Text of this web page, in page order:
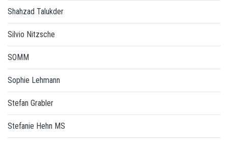
Shahzad Talukder
Silvio Nitzsche
SOMM
Sophie Lehmann
Stefan Grabler
Stefanie Hehn MS